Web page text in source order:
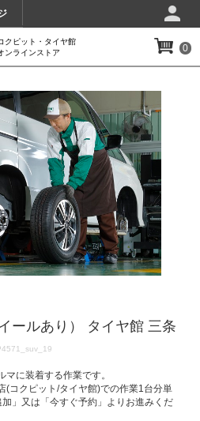
クピット・タイヤ館
ンラインストア
0
ールあり） タイヤ館 三条
に装着する作業です。
(コクピット/タイヤ館)での作業1台分単
」又は「今すぐ予約」よりお進みくだ